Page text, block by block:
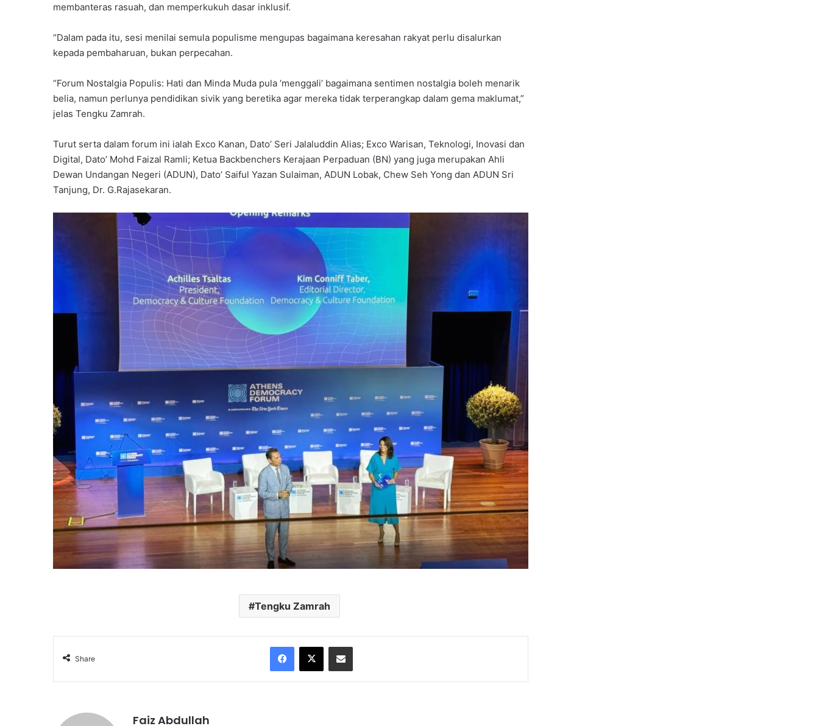
membanteras rasuah, dan memperkukuh dasar inklusif.
“Dalam pada itu, sesi menilai semula populisme mengupas bagaimana keresahan rakyat perlu disalurkan
kepada pembaharuan, bukan perpecahan.
“Forum Nostalgia Populis: Hati dan Minda Muda pula ‘menggali’ bagaimana sentimen nostalgia boleh menarik
belia, namun perlunya pendidikan sivik yang beretika agar mereka tidak terperangkap dalam gema maklumat,”
jelas Tengku Zamrah.
Turut serta dalam forum ini ialah Exco Kanan, Dato’ Seri Jalaluddin Alias; Exco Warisan, Teknologi, Inovasi dan
Digital, Dato’ Mohd Faizal Ramli; Ketua Backbenchers Kerajaan Perpaduan (BN) yang juga merupakan Ahli
Dewan Undangan Negeri (ADUN), Dato’ Saiful Yazan Sulaiman, ADUN Lobak, Chew Seh Yong dan ADUN Sri
Tanjung, Dr. G.Rajasekaran.
Tengku Zamrah
Share
Faiz Abdullah